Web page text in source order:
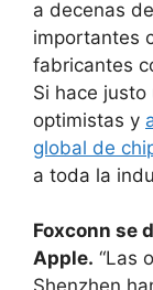
a decenas
importantes
fabricantes
Si hace justo
optimistas y
global de
a toda la
Foxconn se
Apple. “Las